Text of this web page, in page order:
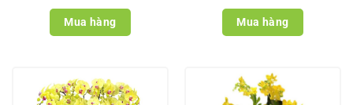
Mua hàng Mua hàng